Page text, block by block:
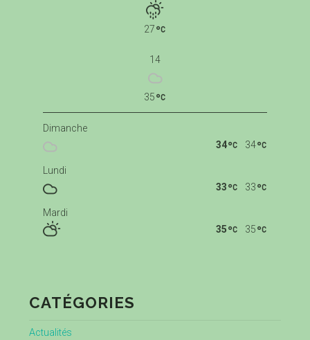
27
14
35
Dimanche
34
34
Lundi
33
33
Mardi
35
35
CATÉGORIES
Actualités